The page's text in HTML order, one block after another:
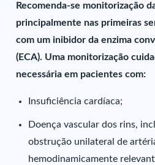
Recomenda-se monitorização
principalmente nas primeiras
com um inibidor da enzima
(ECA). Uma monitorização
necessária em pacientes com:
Insuficiência cardíaca;
Doença vascular dos rins,
obstrução unilateral de
hemodinamicamente